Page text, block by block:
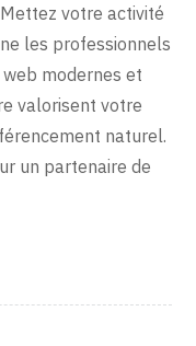
votre activité
les professionnels
modernes et
valorisent votre
naturel.
un partenaire de